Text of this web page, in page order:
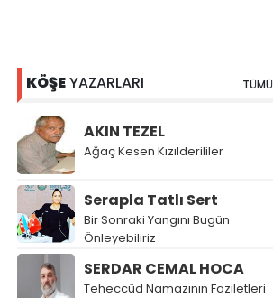
KÖŞEYAZARLARI TÜMÜ
AKIN TEZEL
Ağaç Kesen Kızılderililer
Serapla Tatlı Sert
Bir Sonraki Yangını Bugün
Önleyebiliriz
SERDAR CEMAL HOCA
Teheccüd Namazının Faziletleri